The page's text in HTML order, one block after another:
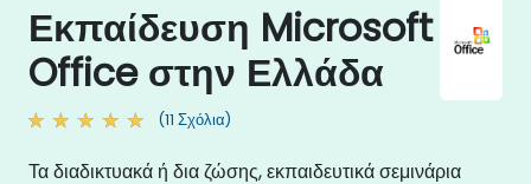
Εκπαίδευση Microsoft
Office στην Ελλάδα
(11 Σχόλια)
Τα διαδικτυακά ή δια ζώσης, εκπαιδευτικά σεμινάρια